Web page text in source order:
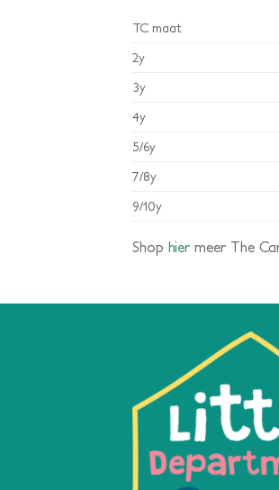
TC maat
2y
3y
4y
5/6y
7/8y
9/10y
Shop hier meer The